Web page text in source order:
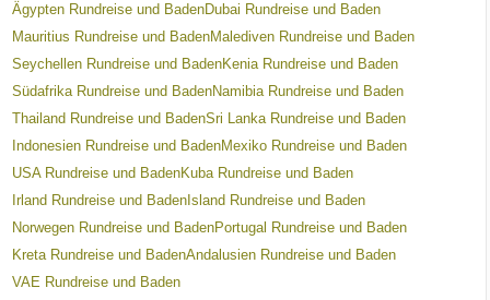
Ägypten Rundreise und BadenDubai Rundreise und Baden
Mauritius Rundreise und BadenMalediven Rundreise und Baden
Seychellen Rundreise und BadenKenia Rundreise und Baden
Südafrika Rundreise und BadenNamibia Rundreise und Baden
Thailand Rundreise und BadenSri Lanka Rundreise und Baden
Indonesien Rundreise und BadenMexiko Rundreise und Baden
USA Rundreise und BadenKuba Rundreise und Baden
Irland Rundreise und Baden Island Rundreise und Baden
Norwegen Rundreise und BadenPortugal Rundreise und Baden
Kreta Rundreise und BadenAndalusien Rundreise und Baden
VAE Rundreise und Baden